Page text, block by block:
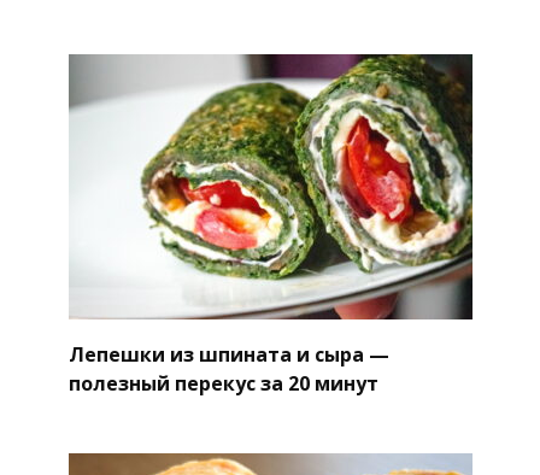
Лепешки из шпината и сыра —
полезный перекус за 20 минут